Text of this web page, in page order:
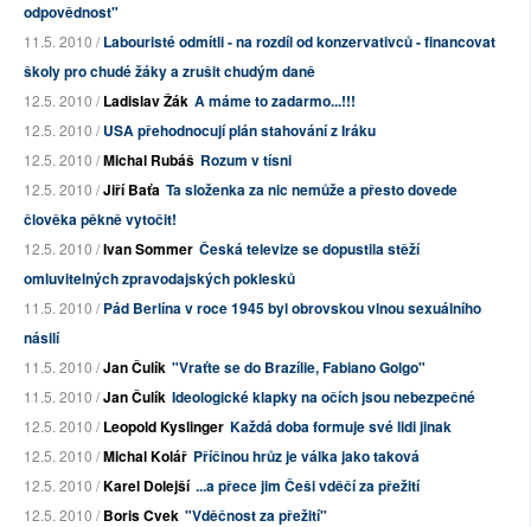
odpovědnost"
11.5. 2010 /Labouristé odmítli - na rozdíl od konzervativců - financovat
školy pro chudé žáky a zrušit chudým daně
12.5. 2010 /Ladislav Žák A máme to zadarmo...!!!
12.5. 2010 /USA přehodnocují plán stahování z Iráku
12.5. 2010 /Michal Rubáš Rozum v tísni
12.5. 2010 /Jiří Baťa Ta složenka za nic nemůže a přesto dovede
člověka pěkně vytočit!
12.5. 2010 /Ivan Sommer Česká televize se dopustila stěží
omluvitelných zpravodajských poklesků
11.5. 2010 /Pád Berlína v roce 1945 byl obrovskou vlnou sexuálního
násilí
11.5. 2010 /Jan Čulík "Vraťte se do Brazílie, Fabiano Golgo"
11.5. 2010 /Jan Čulík Ideologické klapky na očích jsou nebezpečné
12.5. 2010 /Leopold Kyslinger Každá doba formuje své lidi jinak
12.5. 2010 /Michal Kolář Příčinou hrůz je válka jako taková
12.5. 2010 /Karel Dolejší ...a přece jim Češi vděčí za přežití
12.5. 2010 /Boris Cvek "Vděčnost za přežití"